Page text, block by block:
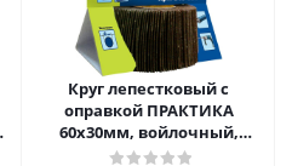
Круг лепестковый с
оправкой ПРАКТИКА
60х30мм, войлочный,
хвостовик 6 мм, серия